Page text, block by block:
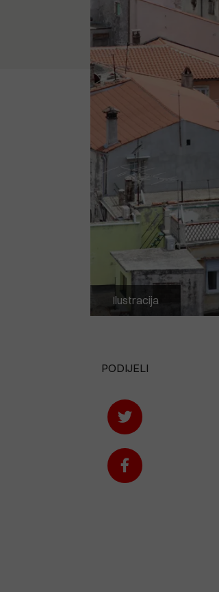
Ilustracija
PODIJELI